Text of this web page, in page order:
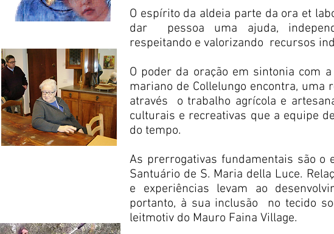
O espírito da aldeia parte da ora et
dar
pessoa uma ajuda,
respeitando e valorizando recursos
O poder da oração em sintonia com
mariano de Collelungo encontra, uma
através
o trabalho agrícola e
culturais e recreativas que a equipe de
do tempo.
As prerrogativas fundamentais são o
Santuário de S. Maria della Luce.
e experiências levam ao
portanto, à sua inclusão
no tecido
leitmotiv do Mauro Faina Village.